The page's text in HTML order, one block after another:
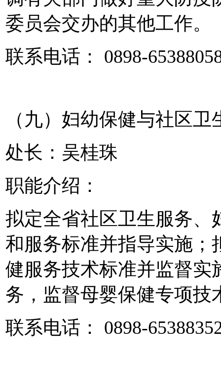
委员会交办的其他工作。
联系电话： 0898-
（九）妇幼保健与社区卫
处长：吴桂珠
职能介绍：
拟定全省社区卫生服务、
和服务标准并指导实施；
健服务技术标准并监督实
务，监督母婴保健专项技
联系电话： 0898-